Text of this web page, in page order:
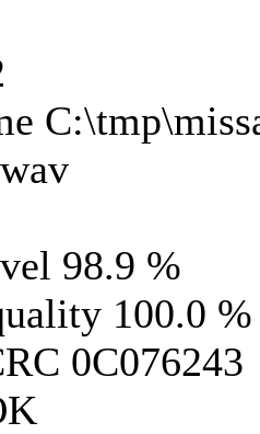
98.9 %
100.0 %
0C076243